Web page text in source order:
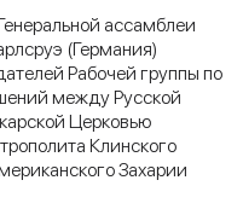
ассамблеи
(Германия)
Рабочей группы по
между Русской
Церковью
Клинского
Захарии